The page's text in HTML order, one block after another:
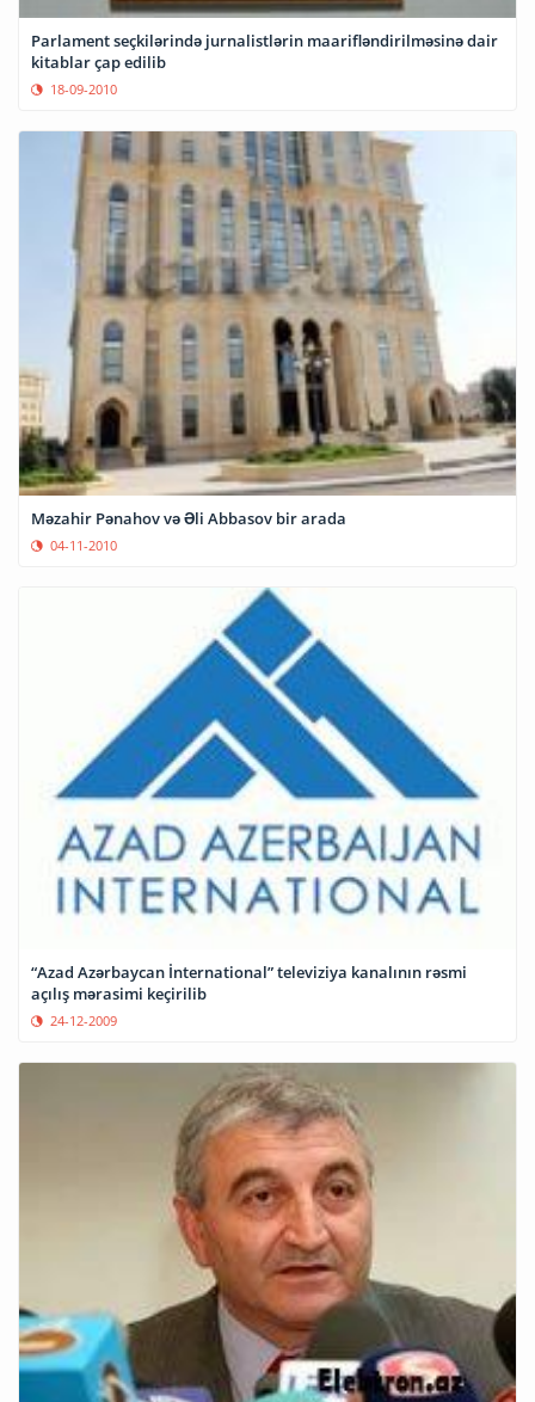
Parlament seçkilərində jurnalistlərin maarifləndirilməsinə dair
kitablar çap edilib
18-09-2010
Məzahir Pənahov və Əli Abbasov bir arada
04-11-2010
“Azad Azərbaycan İnternational” televiziya kanalının rəsmi
açılış mərasimi keçirilib
24-12-2009